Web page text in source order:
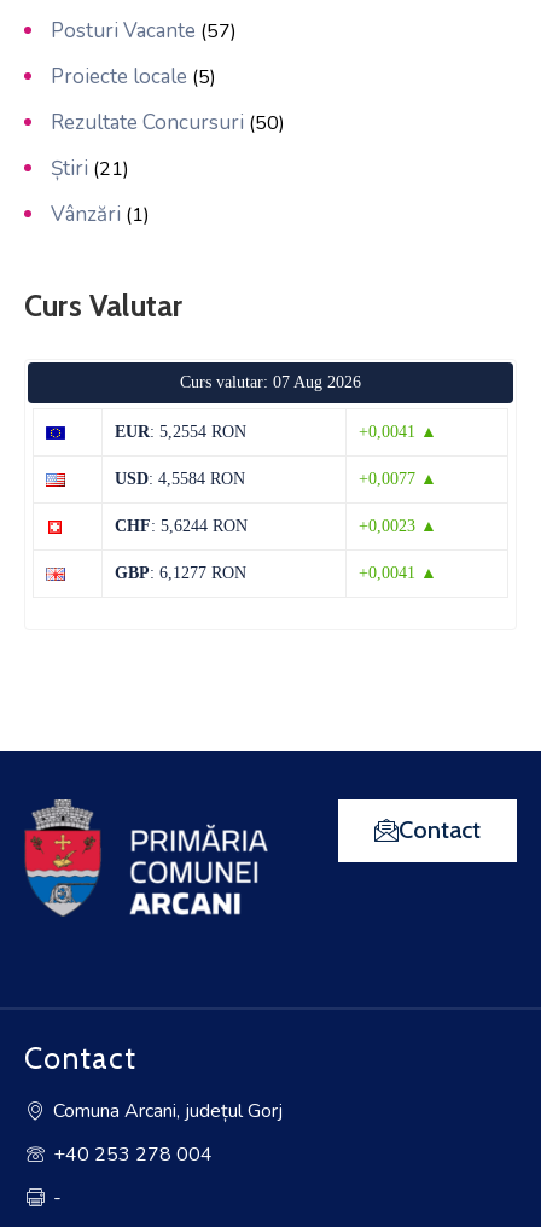
Posturi Vacante (57)
Proiecte locale (5)
Rezultate Concursuri (50)
Știri (21)
Vânzări (1)
Curs Valutar
Curs valutar: 07 Aug 2026
EUR: 5,2554 RON +0,0041 ▲
USD: 4,5584 RON +0,0077 ▲
CHF: 5,6244 RON +0,0023 ▲
GBP: 6,1277 RON +0,0041 ▲
Contact
Contact
Comuna Arcani, județul Gorj
+40 253 278 004
-